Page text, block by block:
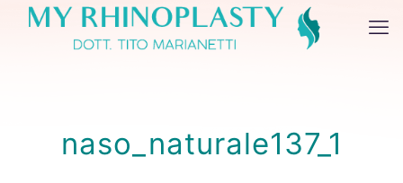
naso_naturale137_1